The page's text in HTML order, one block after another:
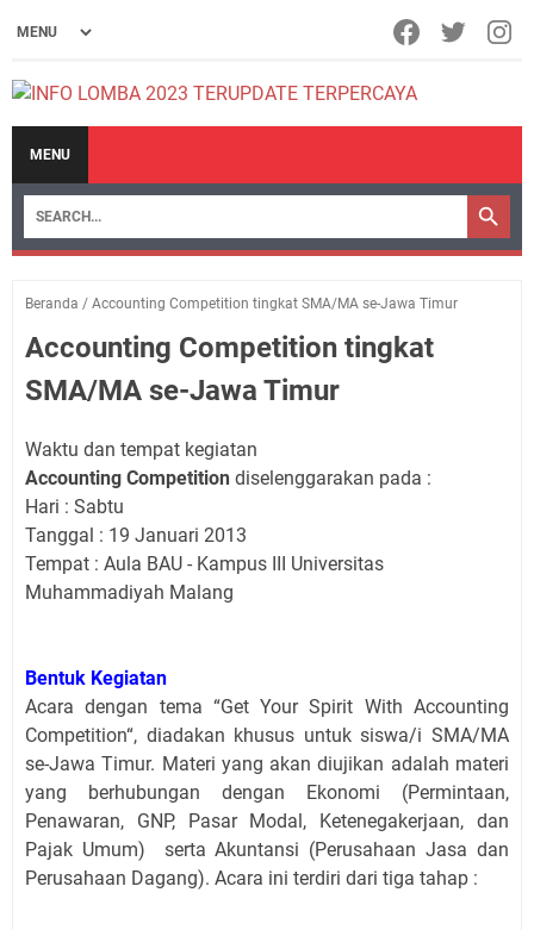
MENU
Beranda / Accounting Competition tingkat SMA/MA se-Jawa Timur
Accounting Competition tingkat
SMA/MA se-Jawa Timur
Waktu dan tempat kegiatan
Accounting Competition diselenggarakan pada :
Hari : Sabtu
Tanggal : 19 Januari 2013
Tempat : Aula BAU - Kampus III Universitas
Muhammadiyah Malang
Bentuk Kegiatan
Acara dengan tema “Get Your Spirit With Accounting
Competition“, diadakan khusus untuk siswa/i SMA/MA
se-Jawa Timur. Materi yang akan diujikan adalah materi
yang berhubungan dengan Ekonomi (Permintaan,
Penawaran, GNP, Pasar Modal, Ketenegakerjaan, dan
Pajak Umum) serta Akuntansi (Perusahaan Jasa dan
Perusahaan Dagang). Acara ini terdiri dari tiga tahap :